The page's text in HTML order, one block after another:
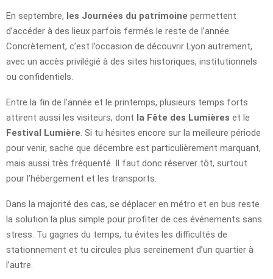
En septembre, les Journées du patrimoine permettent
d’accéder à des lieux parfois fermés le reste de l’année.
Concrètement, c’est l’occasion de découvrir Lyon autrement,
avec un accès privilégié à des sites historiques, institutionnels
ou confidentiels.
Entre la fin de l’année et le printemps, plusieurs temps forts
attirent aussi les visiteurs, dont la Fête des Lumières et le
Festival Lumière . Si tu hésites encore sur la meilleure période
pour venir, sache que décembre est particulièrement marquant,
mais aussi très fréquenté. Il faut donc réserver tôt, surtout
pour l’hébergement et les transports.
Dans la majorité des cas, se déplacer en métro et en bus reste
la solution la plus simple pour profiter de ces événements sans
stress. Tu gagnes du temps, tu évites les difficultés de
stationnement et tu circules plus sereinement d’un quartier à
l’autre.